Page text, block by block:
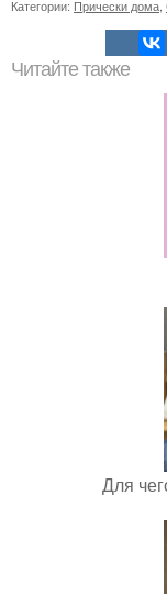
Категории: Прически дома
Читайте также
Для